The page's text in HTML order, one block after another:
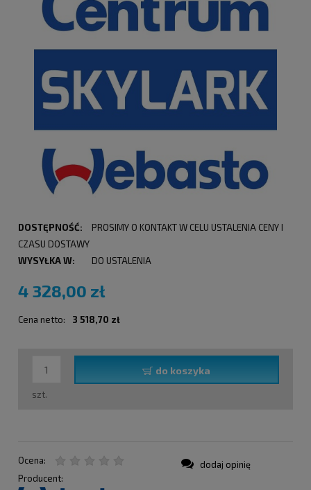
DOSTĘPNOŚĆ:
PROSIMY O KONTAKT W CELU USTALENIA CENY I
CZASU DOSTAWY
WYSYŁKA W:
DO USTALENIA
4 328,00 zł
Cena netto: 3 518,70 zł
szt.
do koszyka
Ocena:
Producent:
dodaj opinię